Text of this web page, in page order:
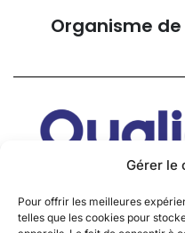
Gérer le
Pour offrir les meilleures
telles que les cookies pour
Organisme